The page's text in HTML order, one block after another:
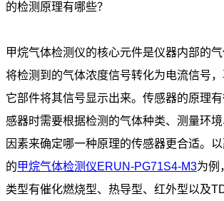
的检测原理有哪些？
甲烷气体检测仪的核心元件是仪器内部的
将检测到的气体浓度信号转化为电流信号
它部件将其信号显示出来。传感器的原理
感器时需要根据检测的气体种类、测量环
因素来确定哪一种原理的传感器更合适。
的甲烷气体检测仪ERUN-PG71S4-M3为例
类型有催化燃烧型、热导型、红外型以及